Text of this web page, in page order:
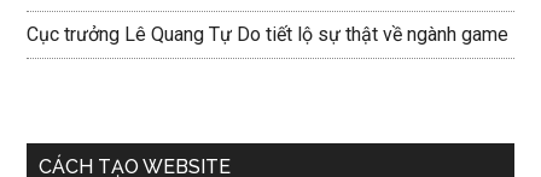
Cục trưởng Lê Quang Tự Do tiết lộ sự thật về ngành game
CÁCH TẠO WEBSITE